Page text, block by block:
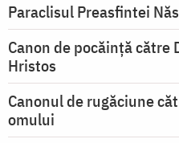
Paraclisul Preasfintei
Canon de pocăință
Hristos
Canonul de rugăciune
omului